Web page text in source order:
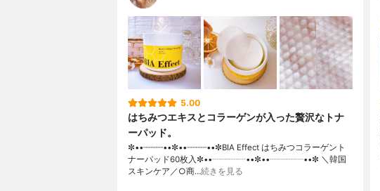
5.00
はちみつエキスとコラーゲンが入った贅沢なトナ
ーパッド。
✼••┈┈┈┈••✼••┈┈┈┈••✼BIA Effect はちみつコラーゲント
ナーパッド60枚入✼••┈┈┈┈••✼••┈┈┈┈••✼ ＼韓国
スキンケア／○商…続きを見る